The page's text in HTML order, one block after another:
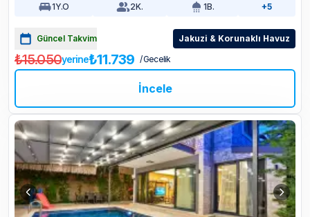
1Y.O 2K. 1B. +5
Güncel Takvim Jakuzi & Korunaklı Havuz
₺15.050yerine₺11.739 / Gecelik
İncele